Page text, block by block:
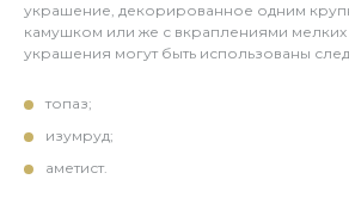
украшение, декорированное одним
камушком или же с вкраплениями
украшения могут быть использованы
топаз;
изумруд;
аметист.